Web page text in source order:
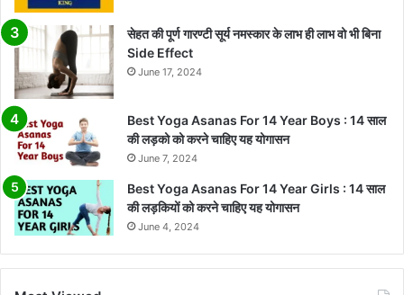
सेहत की पूर्ण गारण्टी सूर्य नमस्कार के लाभ ही लाभ वो भी बिना
Side Effect
June 17, 2024
Best Yoga Asanas For 14 Year Boys : 14 साल
की लड़को को करने चाहिए यह योगासन
June 7, 2024
Best Yoga Asanas For 14 Year Girls : 14 साल
की लड़कियों को करने चाहिए यह योगासन
June 4, 2024